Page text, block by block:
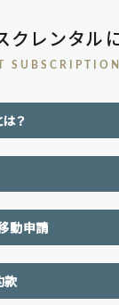
クレンタル
？
動申請
款